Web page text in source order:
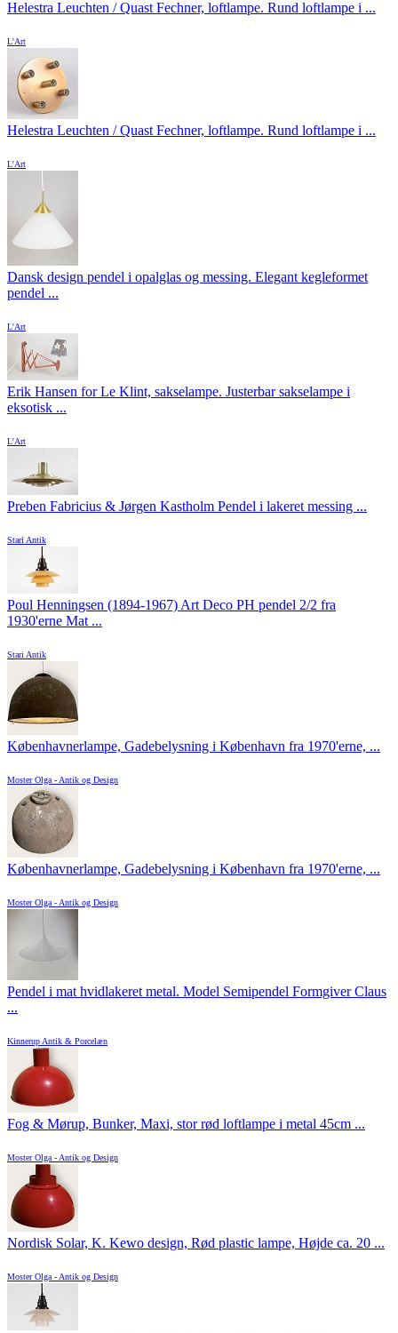
Helestra Leuchten / Quast Fechner, loftlampe. Rund loftlampe i ...
L'Art
Helestra Leuchten / Quast Fechner, loftlampe. Rund loftlampe i ...
L'Art
Dansk design pendel i opalglas og messing. Elegant kegleformet
pendel ...
L'Art
Erik Hansen for Le Klint, sakselampe. Justerbar sakselampe i
eksotisk ...
L'Art
Preben Fabricius & Jørgen Kastholm Pendel i lakeret messing ...
Stari Antik
Poul Henningsen (1894-1967) Art Deco PH pendel 2/2 fra
1930'erne Mat ...
Stari Antik
Københavnerlampe, Gadebelysning i København fra 1970'erne, ...
Moster Olga - Antik og Design
Københavnerlampe, Gadebelysning i København fra 1970'erne, ...
Moster Olga - Antik og Design
Pendel i mat hvidlakeret metal. Model Semipendel Formgiver Claus
...
Kinnerup Antik & Porcelæn
Fog & Mørup, Bunker, Maxi, stor rød loftlampe i metal 45cm ...
Moster Olga - Antik og Design
Nordisk Solar, K. Kewo design, Rød plastic lampe, Højde ca. 20 ...
Moster Olga - Antik og Design